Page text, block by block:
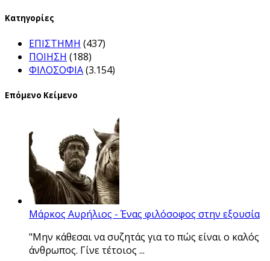
Kατηγορίες
ΕΠΙΣΤΗΜΗ (437)
ΠΟΙΗΣΗ (188)
ΦΙΛΟΣΟΦΙΑ(3.154)
Επόμενο Κείμενο
Μάρκος Αυρήλιος - Ένας φιλόσοφος στην εξουσία
"Μην κάθεσαι να συζητάς για το πώς είναι ο καλός
άνθρωπος. Γίνε τέτοιος ...